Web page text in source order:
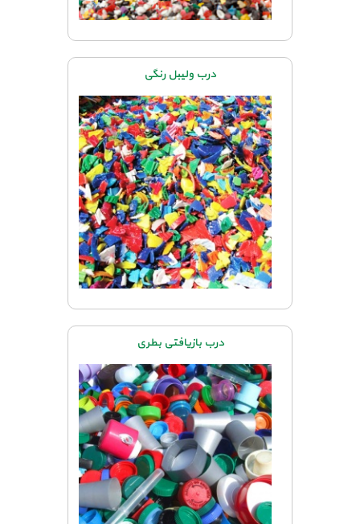
درب ولیبل رنگی
درب بازیافتی بطری